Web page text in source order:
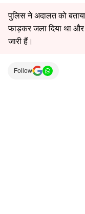
पुलिस ने अदालत को
फाड़कर जला दिया था
जारी हैं।
Follow